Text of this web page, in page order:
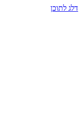
דלג לתוכן